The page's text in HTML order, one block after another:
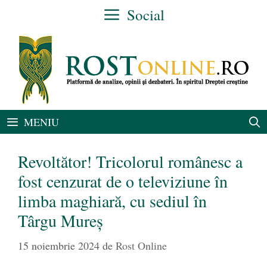
conținut
Social
MENIU
Revoltător! Tricolorul românesc a
fost cenzurat de o televiziune în
limba maghiară, cu sediul în
Târgu Mureș
15 noiembrie 2024 de Rost Online